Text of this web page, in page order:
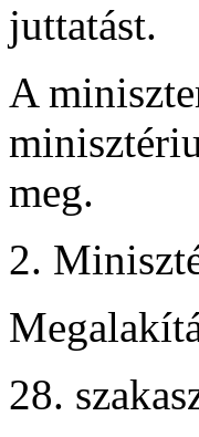
juttatást.
A
meg.
2.
28.